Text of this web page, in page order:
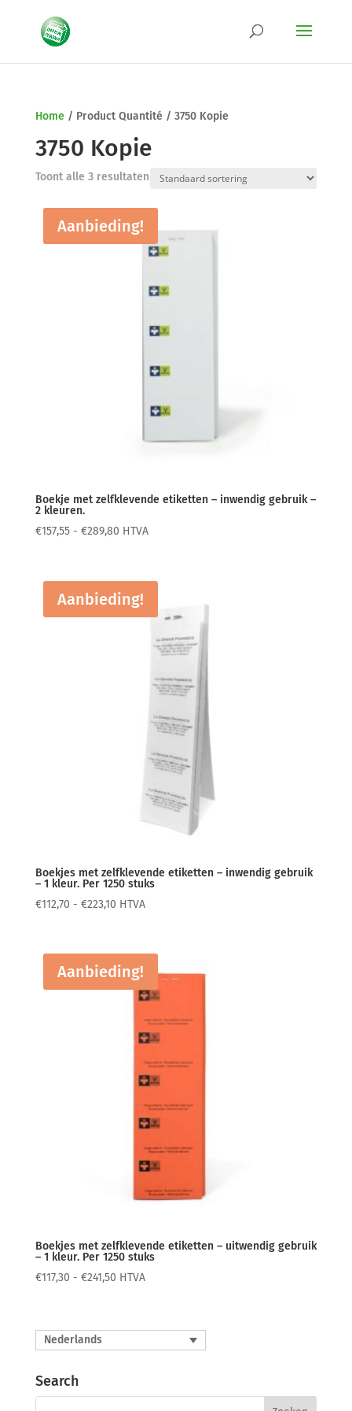
Home/ Product Quantité / 3750 Kopie
3750 Kopie
Toont alle 3 resultaten
Aanbieding!
Boekje met zelfklevende etiketten – inwendig gebruik –
2 kleuren.
€157,55 - €289,80Prijsklasse:
€289,80
HTVA
Aanbieding!
Boekjes met zelfklevende etiketten – inwendig gebruik
– 1 kleur. Per 1250 stuks
€112,70 - €223,10Prijsklasse:
€223,10
HTVA
Aanbieding!
Boekjes met zelfklevende etiketten – uitwendig gebruik
– 1 kleur. Per 1250 stuks
€117,30 - €241,50Prijsklasse:
€241,50
HTVA
Nederlands
Search